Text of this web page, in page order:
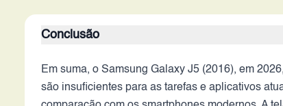
Conclusão
Em suma, o Samsung Galaxy J5 (2016), em
são insuficientes para as tarefas e aplicativos